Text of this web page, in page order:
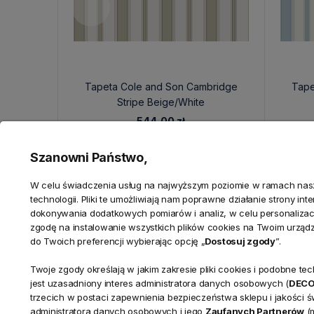
Tapeta Cole and Son Cambridge
Stripe Beige/White
544,00 zł
KONTAKT
Realizacja zamówień
+ 48 721 772 234
Szanowni Państwo,
W celu świadczenia usług na najwyższym poziomie w ramach
technologii. Pliki te umożliwiają nam poprawne działanie strony
dokonywania dodatkowych pomiarów i analiz, w celu
zgodę na instalowanie wszystkich plików cookies na Twoim
do Twoich preferencji wybierając opcję „Dostosuj zgody”.
Twoje zgody określają w jakim zakresie pliki cookies i podobne
jest uzasadniony interes administratora danych osobowych (
trzecich w postaci zapewnienia bezpieczeństwa sklepu i jakości
administratora danych osobowych i jego Zaufanych Partnerów